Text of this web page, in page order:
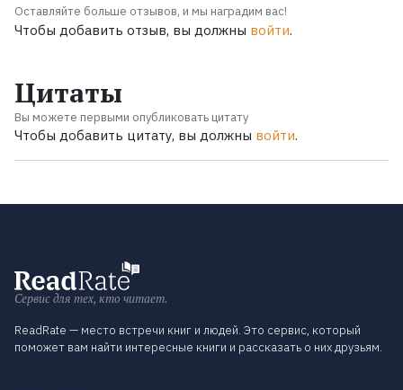
Оставляйте больше отзывов, и мы наградим вас!
Чтобы добавить отзыв, вы должны войти.
Цитаты
Вы можете первыми опубликовать цитату
Чтобы добавить цитату, вы должны войти.
Сервис для тех, кто читает.
ReadRate — место встречи книг и людей. Это сервис, который
поможет вам найти интересные книги и рассказать о них друзьям.